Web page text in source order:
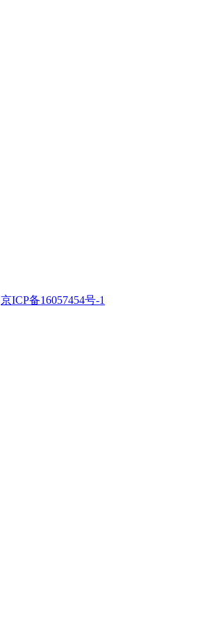
京ICP备16057454号-1